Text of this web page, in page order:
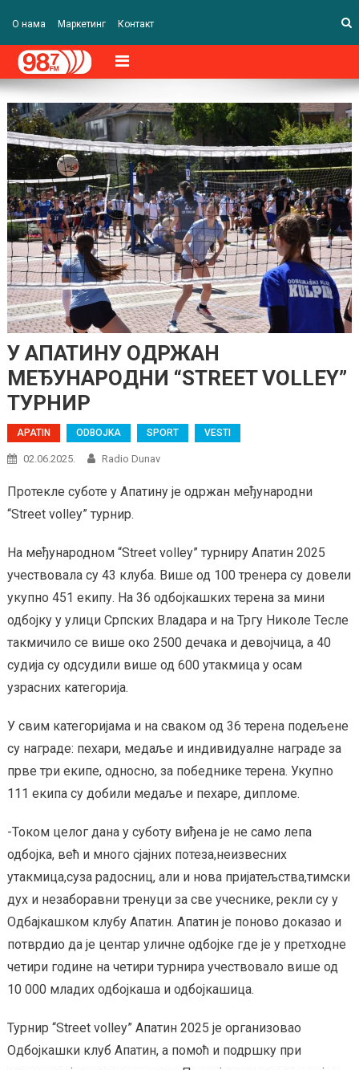
О нама Маркетинг Контакт
У АПАТИНУ ОДРЖАН
МЕЂУНАРОДНИ “STREET VOLLEY”
ТУРНИР
APATIN ODBOJKA SPORT VESTI
02.06.2025. Radio Dunav
Протекле суботе у Апатину је одржан међународни
“Street volley” турнир.
На међународном “Street volley” турниру Апатин 2025
учествовала су 43 клуба. Више од 100 тренера су довели
укупно 451 екипу. На 36 одбојкашких терена за мини
одбојку у улици Српских Владара и на Тргу Николе Тесле
такмичило се више око 2500 дечака и девојчица, а 40
судија су одсудили више од 600 утакмица у осам
узрасних категорија.
У свим категоријама и на сваком од 36 терена подељене
су награде: пехари, медаље и индивидуалне награде за
прве три екипе, односно, за победнике терена. Укупно
111 екипа су добили медаље и пехаре, дипломе.
-Током целог дана у суботу виђена је не само лепа
одбојка, већ и много сјајних потеза,неизвесних
утакмица,суза радосниц, али и нова пријатељства,тимски
дух и незаборавни тренуци за све учеснике, рекли су у
Одбајкашком клубу Апатин. Апатин је поново доказао и
потврдио да је центар уличне одбојке где је у претходне
четири године на четири турнира учествовало више од
10 000 младих одбојкаша и одбојкашица.
Турнир “Street volley” Апатин 2025 је организовао
Одбојкашки клуб Апатин, а помоћ и подршку при